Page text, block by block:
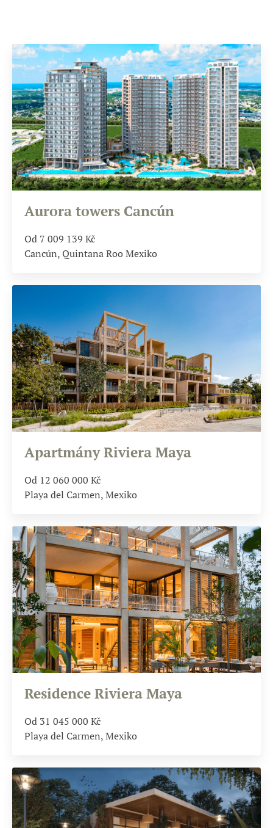
Aurora towers Cancún
Od 7 009 139 Kč
Cancún, Quintana Roo Mexiko
Apartmány Riviera Maya
Od 12 060 000 Kč
Playa del Carmen, Mexiko
Residence Riviera Maya
Od 31 045 000 Kč
Playa del Carmen, Mexiko